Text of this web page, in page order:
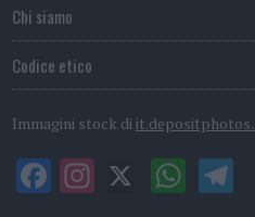
Chi siamo
Codice etico
Immagini stock di